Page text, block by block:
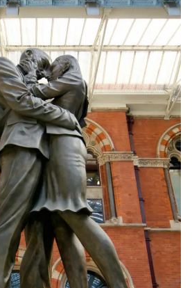
St. Pancras, debajo deThe Meeting
de 30 pies de alto. Sin duda, es
que no pasa desapercibida.